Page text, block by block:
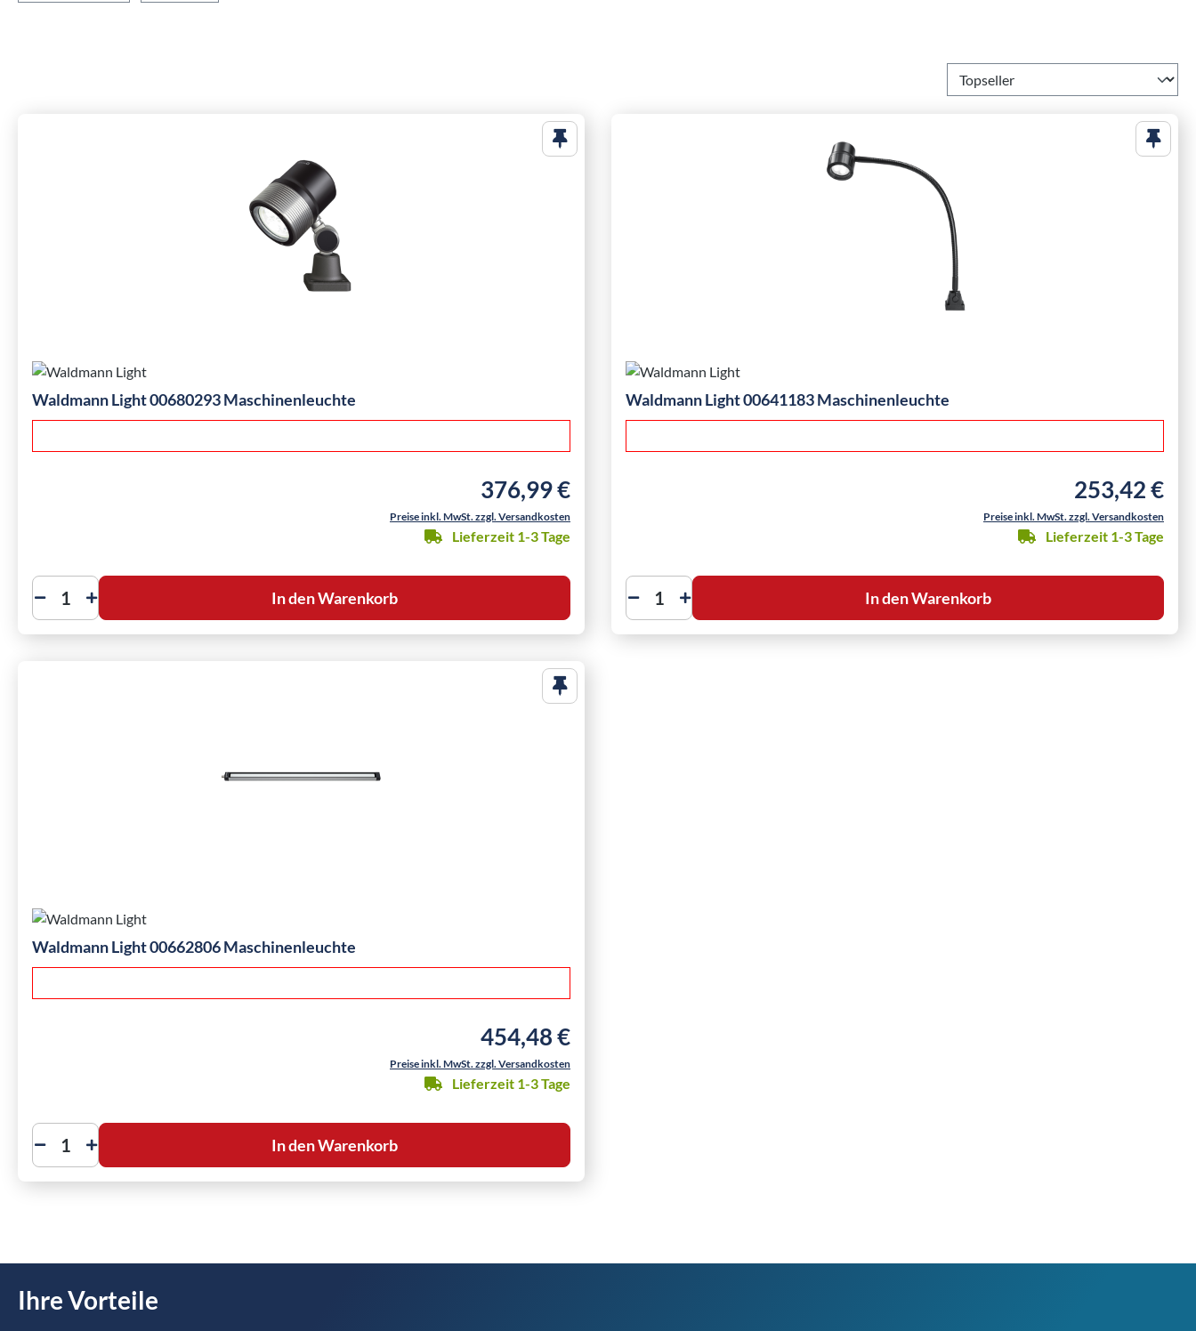
Waldmann Light 00680293 Maschinenleuchte
Regulärer Preis:
376,99 €
Preise inkl. MwSt. zzgl. Versandkosten
Lieferzeit 1-3 Tage
In den Warenkorb
Waldmann Light 00641183 Maschinenleuchte
Regulärer Preis:
253,42 €
Preise inkl. MwSt. zzgl. Versandkosten
Lieferzeit 1-3 Tage
In den Warenkorb
Waldmann Light 00662806 Maschinenleuchte
Regulärer Preis:
454,48 €
Preise inkl. MwSt. zzgl. Versandkosten
Lieferzeit 1-3 Tage
In den Warenkorb
Ihre Vorteile